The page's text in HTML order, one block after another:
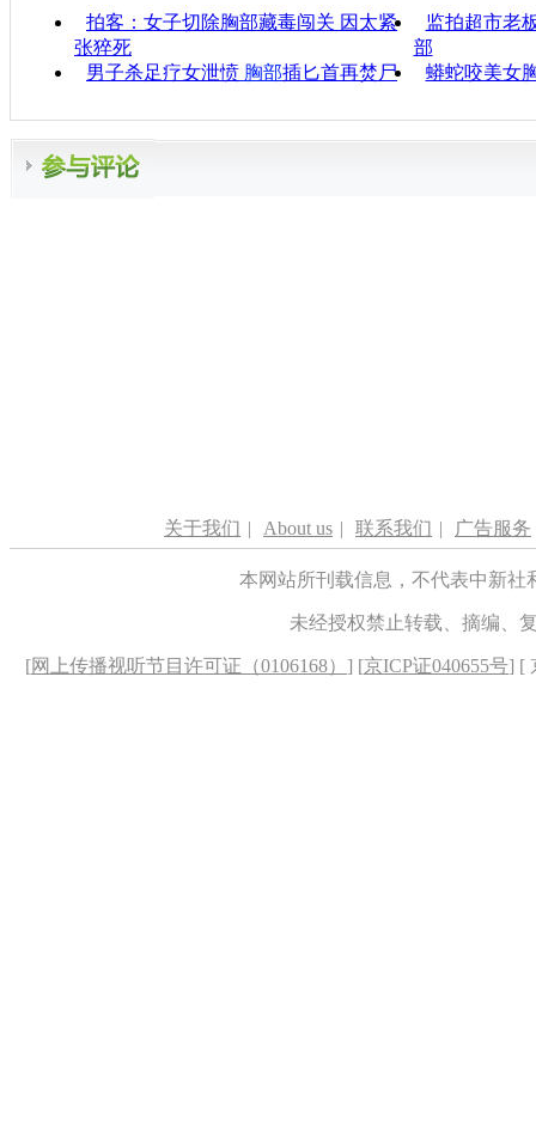
拍客：女子切除胸部藏毒闯关 因太紧
张猝死
监拍超市老
部
男子杀足疗女泄愤 胸部插匕首再焚尸 蟒蛇咬美女
关于我们 | About us | 联系我们 | 广告服务
本网站所刊载信息，不代表中新
未经授权禁止转载、摘编、
[网上传播视听节目许可证（0106168） ] [京ICP证040655号] [